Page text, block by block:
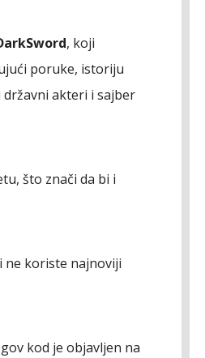
, koji
poruke, istoriju
akteri i sajber
što znači da bi i
ne koriste najnoviji
kod je objavljen na